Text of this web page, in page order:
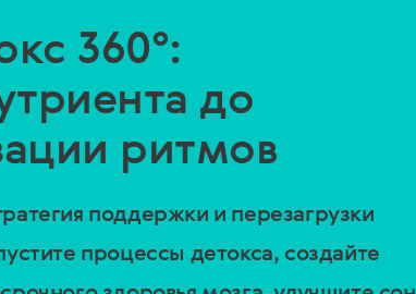
360°:
до
ритмов
поддержки и перезагрузки
процессы детокса, создайте